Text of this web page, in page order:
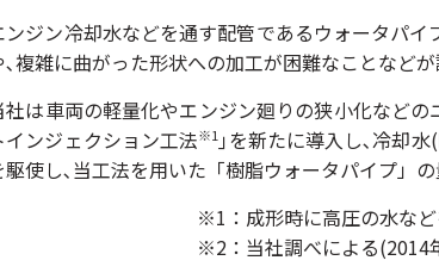
ジン冷却水などを通す配管であるウォータパ
､複雑に曲がった形状への加工が困難なことなどが
は車両の軽量化やエンジン廻りの狭小化など
インジェクション工法※1 ｣を新たに導入し､冷却
駆使し､当工法を用いた「樹脂ウォータパイプ」
：成形時に高圧の水などを噴射する
：当社調べによる(2014年8